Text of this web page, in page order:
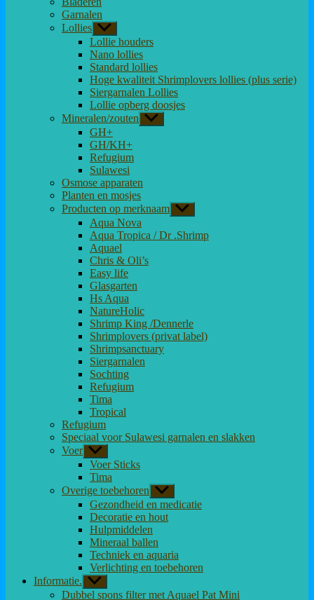
Garnalen
Lollies Toon
submenu
Lollie houders
Nano lollies
Standard lollies
Hoge kwaliteit Shrimplovers lollies (plus serie)
Siergarnalen Lollies
Lollie opberg doosjes
Mineralen/zouten Toon
submenu
GH+
GH/KH+
Refugium
Sulawesi
Osmose apparaten
Planten en mosjes
Producten op merknaam Toon
submenu
Aqua Nova
Aqua Tropica / Dr .Shrimp
Aquael
Chris & Oli’s
Easy life
Glasgarten
Hs Aqua
NatureHolic
Shrimp King /Dennerle
Shrimplovers (privat label)
Shrimpsanctuary
Siergarnalen
Sochting
Refugium
Tima
Tropical
Refugium
Speciaal voor Sulawesi garnalen en slakken
Voer Toon
submenu
Voer Sticks
Tima
Overige toebehoren Toon
submenu
Gezondheid en medicatie
Decoratie en hout
Hulpmiddelen
Mineraal ballen
Techniek en aquaria
Verlichting en toebehoren
Informatie. Toon
submenu
Dubbel spons filter met Aquael Pat Mini